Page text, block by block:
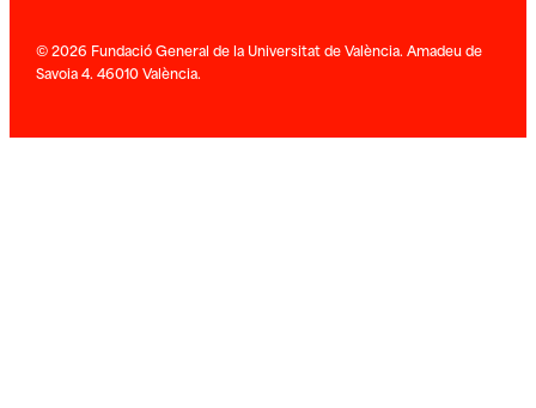
© 2026 Fundació General de la Universitat de València. Amadeu de
Savoia 4. 46010 València.